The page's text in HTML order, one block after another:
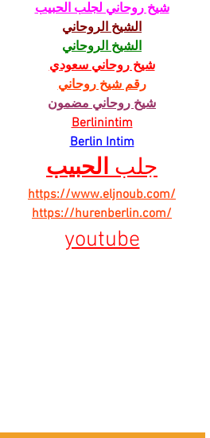
شيخ روحاني لجلب الحبيب
الشيخ الروحاني
الشيخ الروحاني
شيخ روحاني سعودي
رقم شيخ روحاني
شيخ روحاني مضمون
Berlinintim
Berlin Intim
جلب الحبيب
https://www.eljnoub.com/
https://hurenberlin.com/
youtube